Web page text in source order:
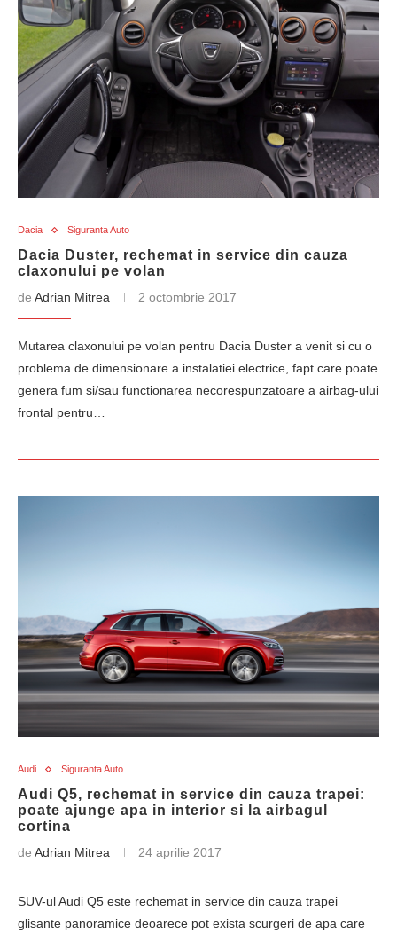
Dacia Siguranta Auto
Dacia Duster, rechemat in service din cauza
claxonului pe volan
de Adrian Mitrea 2 octombrie 2017
Mutarea claxonului pe volan pentru Dacia Duster a venit si cu o
problema de dimensionare a instalatiei electrice, fapt care poate
genera fum si/sau functionarea necorespunzatoare a airbag-ului
frontal pentru…
Audi Siguranta Auto
Audi Q5, rechemat in service din cauza trapei:
poate ajunge apa in interior si la airbagul
cortina
de Adrian Mitrea 24 aprilie 2017
SUV-ul Audi Q5 este rechemat in service din cauza trapei
glisante panoramice deoarece pot exista scurgeri de apa care